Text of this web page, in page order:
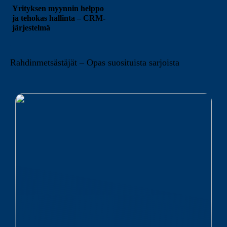
Yrityksen myynnin helppo
ja tehokas hallinta – CRM-
järjestelmä
Rahdinmetsästäjät – Opas suosituista sarjoista